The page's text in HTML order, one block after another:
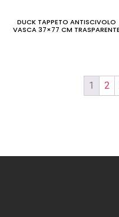
DUCK TAPPETO ANTISCIVOLO
VASCA 37×77 CM
1 2